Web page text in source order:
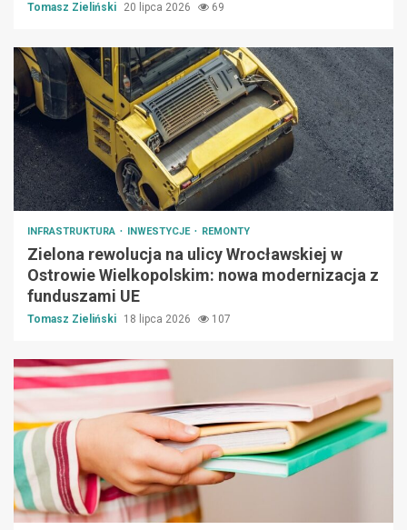
Tomasz Zieliński 20 lipca 2026 69
INFRASTRUKTURA INWESTYCJE REMONTY
Zielona rewolucja na ulicy Wrocławskiej w
Ostrowie Wielkopolskim: nowa modernizacja z
funduszami UE
Tomasz Zieliński 18 lipca 2026 107